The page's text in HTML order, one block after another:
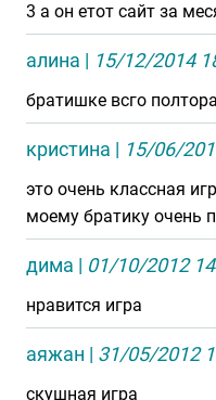
3 а он етот сайт за
алина | 15/12/2014
братишке всго
кристина | 15/06/
это очень классная
моему братику очень
дима | 01/10/2012
нравится игра
аяжан | 31/05/2012
скушная игра